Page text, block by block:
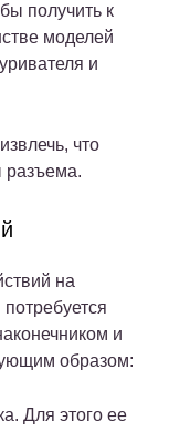
получить к
моделей
и
что
разъема.
на
и
образом:
Для этого ее